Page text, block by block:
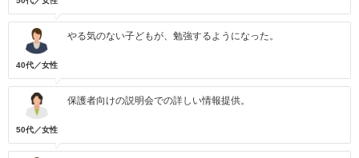
40代／女性
やる気のない子どもが、勉強するようになった。
50代／女性
保護者向けの説明会での詳しい情報提供。